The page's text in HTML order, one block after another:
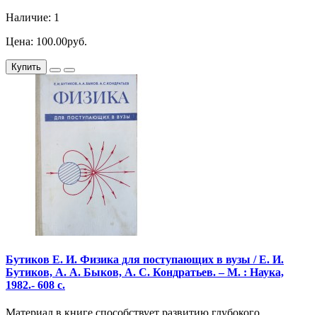
Наличие: 1
Цена: 100.00руб.
Купить
Бутиков Е. И. Физика для поступающих в вузы / Е. И.
Бутиков, А. А. Быков, А. С. Кондратьев. – М. : Наука,
1982.- 608 с.